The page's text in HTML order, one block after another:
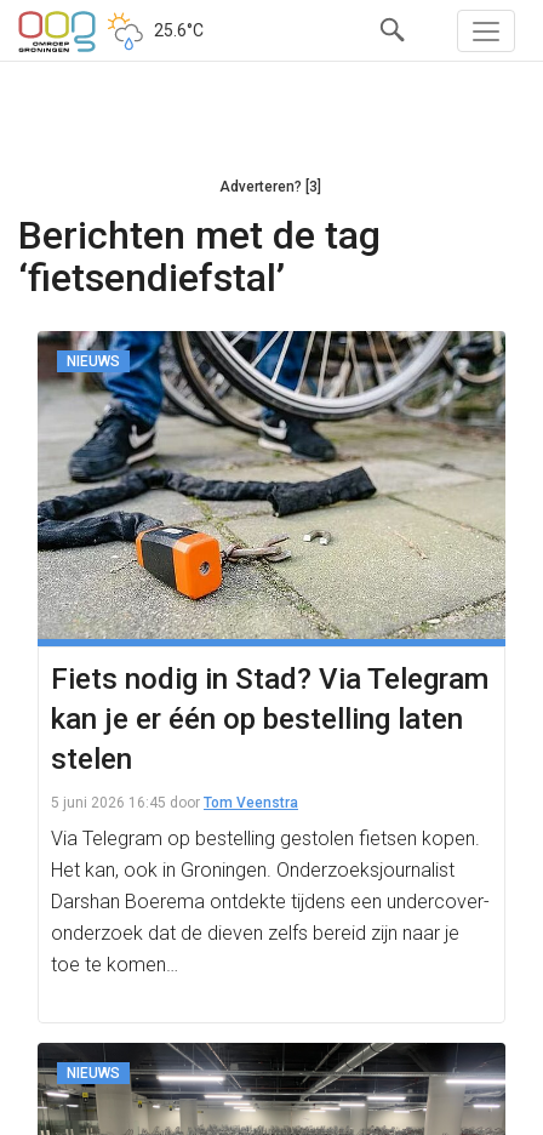
25.6°C
Adverteren? [3]
Berichten met de tag
‘fietsendiefstal’
NIEUWS
Fiets nodig in Stad? Via Telegram
kan je er één op bestelling laten
stelen
5 juni 2026 16:45 door Tom Veenstra
Via Telegram op bestelling gestolen fietsen kopen.
Het kan, ook in Groningen. Onderzoeksjournalist
Darshan Boerema ontdekte tijdens een undercover-
onderzoek dat de dieven zelfs bereid zijn naar je
toe te komen…
NIEUWS